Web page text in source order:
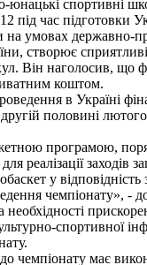
юнацькі спортивні
під час підготовки
на умовах
створює
Він наголосив, що
коштом.
в Україні
половині
програмою,
реалізації заходів
у
чемпіонату»,
спортивної
чемпіонату має